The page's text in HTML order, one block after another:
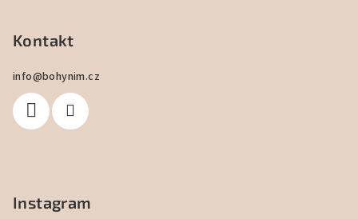
Kontakt
info@bohynim.cz
Instagram